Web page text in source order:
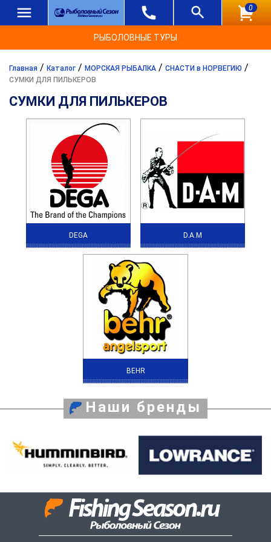
0
РЫБОЛОВНЫЕ ТУРЫ
Главная / Каталог / МОРСКАЯ РЫБАЛКА / СНАСТИ в НОРВЕГИЮ /
СУМКИ ДЛЯ ПИЛЬКЕРОВ
СУМКИ ДЛЯ ПИЛЬКЕРОВ
DEGA D.A.M
BEHR
Наши бренды